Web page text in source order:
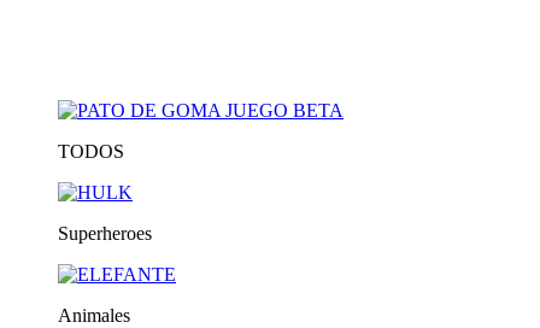
TODOS
Superheroes
Animales